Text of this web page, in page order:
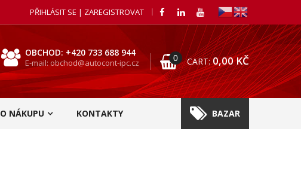
PŘIHLÁSIT SE | ZAREGISTROVAT
OBCHOD: +420 733 688 944
E-mail: obchod@autocont-ipc.cz 0 CART: 0,00KČ
O NÁKUPU KONTAKTY BAZAR